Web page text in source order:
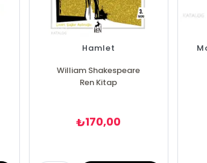
Hamlet
William Shakespeare
Ren Kitap
₺170,00